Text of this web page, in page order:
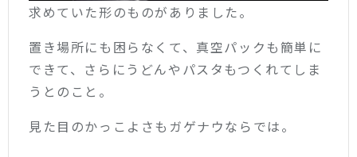
求めていた形のものがありました。
置き場所にも困らなくて、真空パックも簡単に
できて、さらにうどんやパスタもつくれてしま
うとのこと。
見た目のかっこよさもガゲナウならでは。